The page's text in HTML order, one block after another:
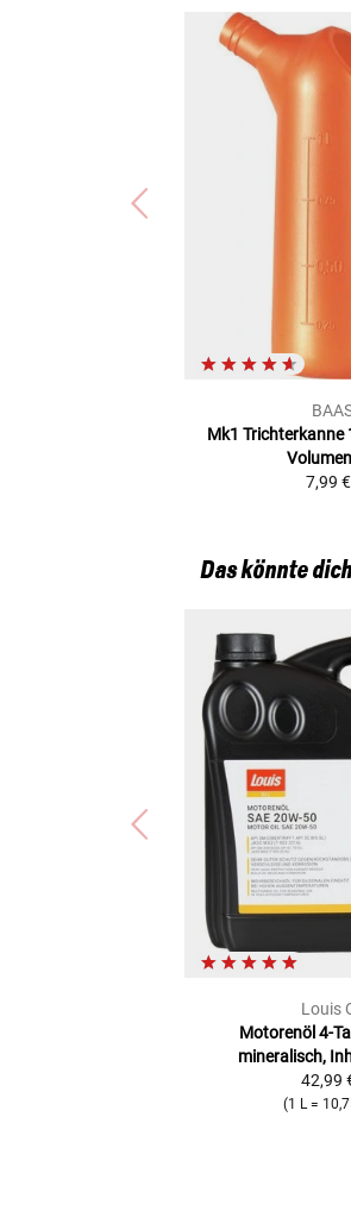
Mk1 Trichterkanne
7,99 €
Das könnte
Louis
Motorenöl 4-
mineralisch,
42,99
(1 L =